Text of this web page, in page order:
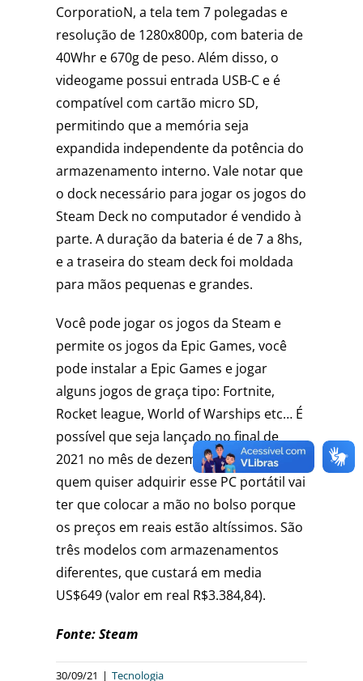
CorporatioN, a tela tem 7 polegadas e
resolução de 1280x800p, com bateria de
40Whr e 670g de peso. Além disso, o
videogame possui entrada USB-C e é
compatível com cartão micro SD,
permitindo que a memória seja
expandida independente da potência do
armazenamento interno. Vale notar que
o dock necessário para jogar os jogos do
Steam Deck no computador é vendido à
parte. A duração da bateria é de 7 a 8hs,
e a traseira do steam deck foi moldada
para mãos pequenas e grandes.
Você pode jogar os jogos da Steam e
permite os jogos da Epic Games, você
pode instalar a Epic Games e jogar
alguns jogos de graça tipo: Fortnite,
Rocket league, World of Warships etc… É
possível que seja lançado no final de
2021 no mês de dezembro. No Brasil
quem quiser adquirir esse PC portátil vai
ter que colocar a mão no bolso porque
os preços em reais estão altíssimos. São
três modelos com armazenamentos
diferentes, que custará em media
US$649 (valor em real R$3.384,84).
Fonte: Steam
30/09/21 | Tecnologia